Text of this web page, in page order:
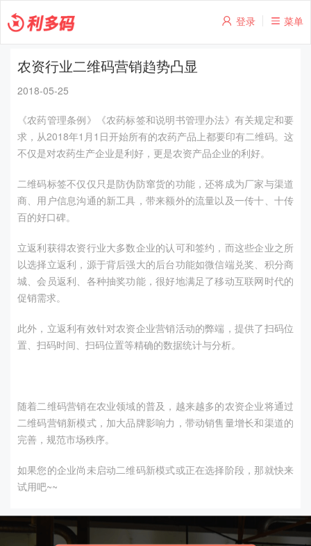
菜单
登录
农资行业二维码营销趋势凸显
2018-05-25
《农药管理条例》《农药标签和说明书管理办法》有关规定和要
求，从2018年1月1日开始所有的农药产品上都要印有二维码。这
不仅是对农药生产企业是利好，更是农资产品企业的利好。
二维码标签不仅仅只是防伪防窜货的功能，还将成为厂家与渠道
商、用户信息沟通的新工具，带来额外的流量以及一传十、十传
百的好口碑。
立返利获得农资行业大多数企业的认可和签约，而这些企业之所
以选择立返利，源于背后强大的后台功能如微信端兑奖、积分商
城、会员返利、各种抽奖功能，很好地满足了移动互联网时代的
促销需求。
此外，立返利有效针对农资企业营销活动的弊端，提供了扫码位
置、扫码时间、扫码位置等精确的数据统计与分析。
随着二维码营销在农业领域的普及，越来越多的农资企业将通过
二维码营销新模式，加大品牌影响力，带动销售量增长和渠道的
完善，规范市场秩序。
如果您的企业尚未启动二维码新模式或正在选择阶段，那就快来
试用吧~~